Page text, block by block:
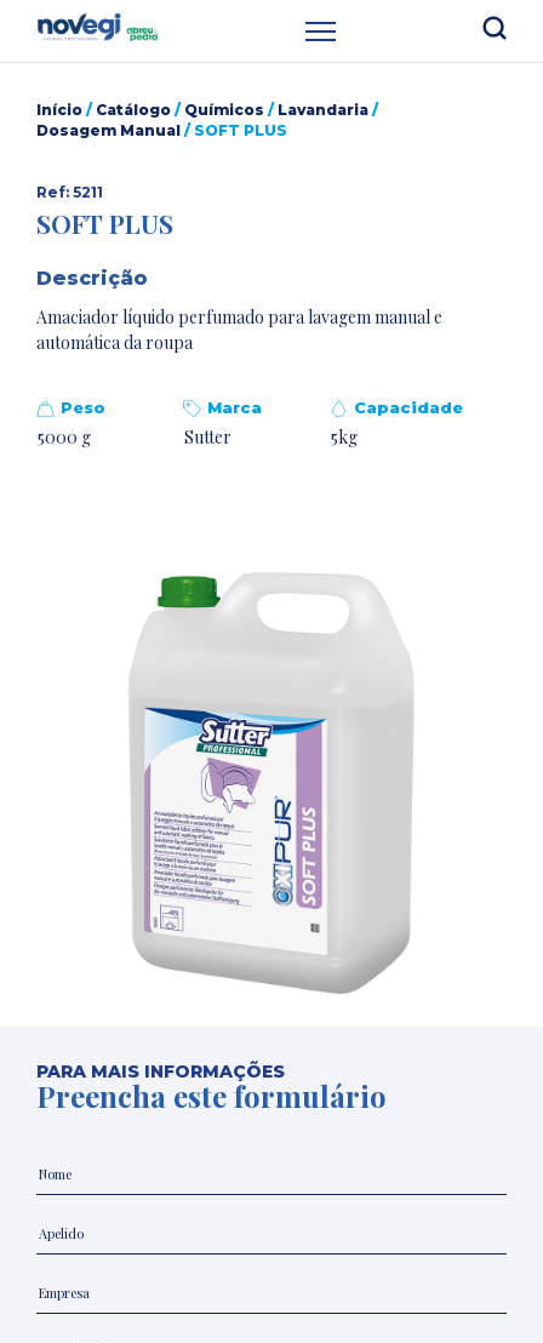
Início / Catálogo / Químicos / Lavandaria /
Dosagem Manual / SOFT PLUS
Ref: 5211
SOFT PLUS
Descrição
Amaciador líquido perfumado para lavagem manual e
automática da roupa
Peso
5000 g
Marca
Sutter
Capacidade
5kg
PARA MAIS INFORMAÇÕES
Preencha este formulário